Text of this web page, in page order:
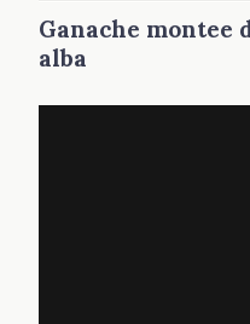
Ganache montee
alba